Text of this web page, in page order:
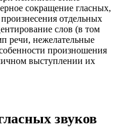
сокращение гласных,
отдельных
слов (в том
речи, нежелательные
произношения
выступлении их
звуков